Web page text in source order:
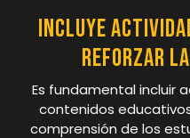
Incluye
reforzar la
Es fundamental incluir
contenidos
comprensión de los